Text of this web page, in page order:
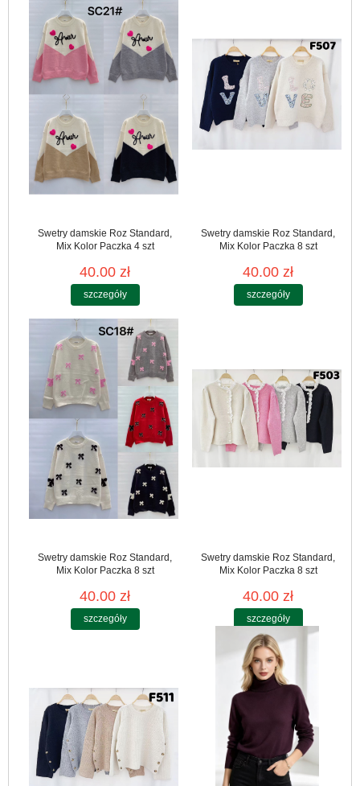
Swetry damskie Roz Standard,
Mix Kolor Paczka 4 szt
40.00 zł
szczegóły
Swetry damskie Roz Standard,
Mix Kolor Paczka 8 szt
40.00 zł
szczegóły
Swetry damskie Roz Standard,
Mix Kolor Paczka 8 szt
40.00 zł
szczegóły
Swetry damskie Roz Standard,
Mix Kolor Paczka 8 szt
40.00 zł
szczegóły